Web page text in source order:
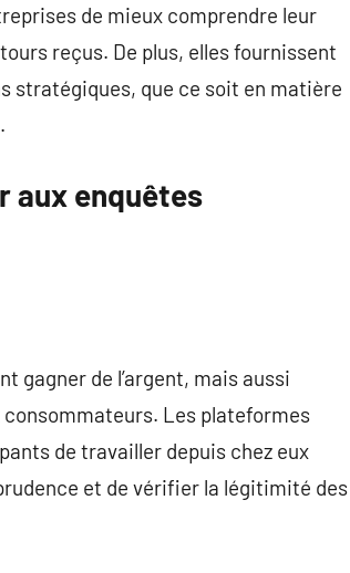
de mieux comprendre leur
reçus. De plus, elles fournissent
stratégiques, que ce soit en matière
aux enquêtes
gagner de l’argent, mais aussi
Les plateformes
de travailler depuis chez eux
et de vérifier la légitimité des